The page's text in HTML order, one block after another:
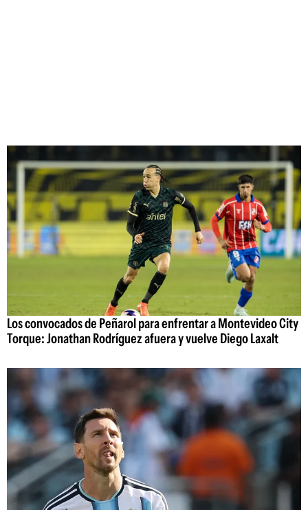
Los convocados de Peñarol para enfrentar a Montevideo City
Torque: Jonathan Rodríguez afuera y vuelve Diego Laxalt